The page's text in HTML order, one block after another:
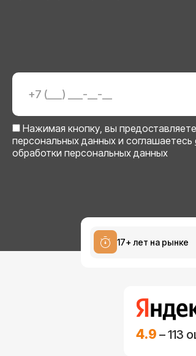
Нажимая кнопку, вы
персональных данных и соглашаетесь
обработки персональных данных
17+ лет на рынке
4.9 – 113